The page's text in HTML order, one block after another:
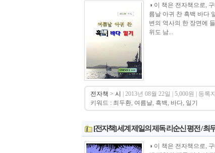
◑ 이 책은 전자책으로,
름날 아귀 찬 흑백 바다
변의 역사의 한 장면에
위도 남...
전자책 > 시 | 2013년 08월 22일 | 5,000원 | 등록
키워드 : 최두환, 여름날, 흑백, 바다, 일기
[전자책] 세계 제일의 제독 리순신 평전 / 최
◑ 이 책은 전자책으로,